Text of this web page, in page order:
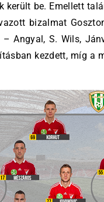
került be. Emellett
bizalmat
Angyal, S. Wils,
kezdett, míg a